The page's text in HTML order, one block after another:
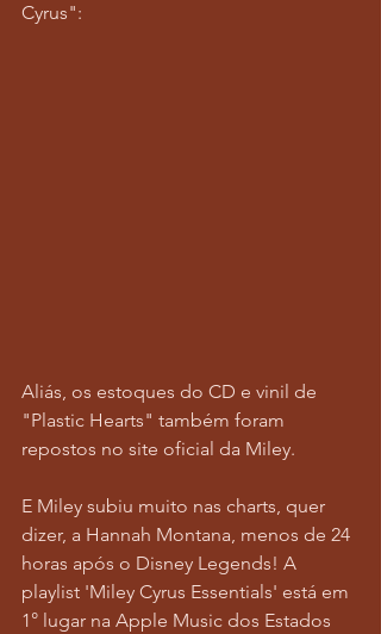
Cyrus":
Aliás, os estoques do CD e vinil de
"Plastic Hearts" também foram
repostos no site oficial da Miley.
E Miley subiu muito nas charts, quer
dizer, a Hannah Montana, menos de 24
horas após o Disney Legends! A
playlist 'Miley Cyrus Essentials' está em
1° lugar na Apple Music dos Estados